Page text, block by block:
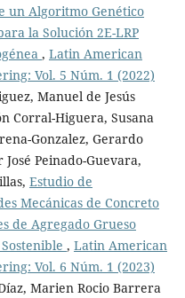
un Algoritmo Genético
la Solución 2E-LRP
, Latin American
Vol. 5 Núm. 1 (2022)
Manuel de Jesús
Corral-Higuera, Susana
Gonzalez, Gerardo
Peinado-Guevara,
Estudio de
Mecánicas de Concreto
de Agregado Grueso
, Latin American
Vol. 6 Núm. 1 (2023)
Marien Rocio Barrera